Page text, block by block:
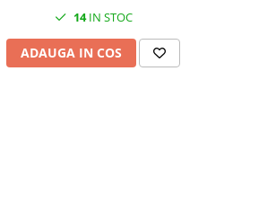
14IN STOC
ADAUGA IN COS